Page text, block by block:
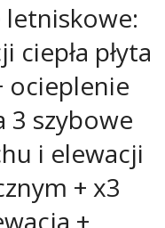
płyta
ocieplenie
3 szybowe
i elewacji
+ x3
+